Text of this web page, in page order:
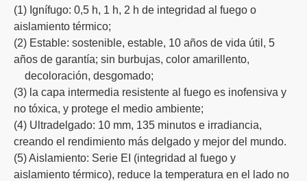
(1) Ignífugo: 0,5 h, 1 h, 2 h de integridad al fuego o
aislamiento térmico;
(2) Estable: sostenible, estable, 10 años de vida útil, 5
años de garantía; sin burbujas, color amarillento,
decoloración, desgomado;
(3) la capa intermedia resistente al fuego es inofensiva y
no tóxica, y protege el medio ambiente;
(4) Ultradelgado: 10 mm, 135 minutos e irradiancia,
creando el rendimiento más delgado y mejor del mundo.
(5) Aislamiento: Serie EI (integridad al fuego y
aislamiento térmico), reduce la temperatura en el lado no